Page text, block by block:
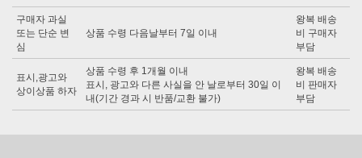
구매자 과실
또는 단순 변
심
상품 수령 다음날부터 7일 이내
왕복 배송
비 구매자
부담
표시,광고와
상이상품 하자
상품 수령 후 1개월 이내
표시, 광고와 다른 사실을 안 날로부터 30일 이
내(기간 경과 시 반품/교환 불가)
왕복 배송
비 판매자
부담